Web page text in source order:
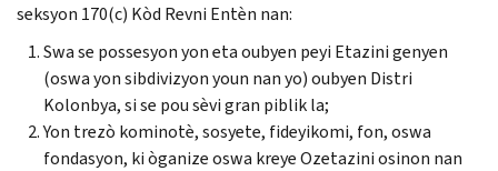
seksyon 170(c) Kòd Revni Entèn nan:
Swa se possesyon yon eta oubyen peyi Etazini genyen
(oswa yon sibdivizyon youn nan yo) oubyen Distri
Kolonbya, si se pou sèvi gran piblik la;
Yon trezò kominotè, sosyete, fideyikomi, fon, oswa
fondasyon, ki òganize oswa kreye Ozetazini osinon nan